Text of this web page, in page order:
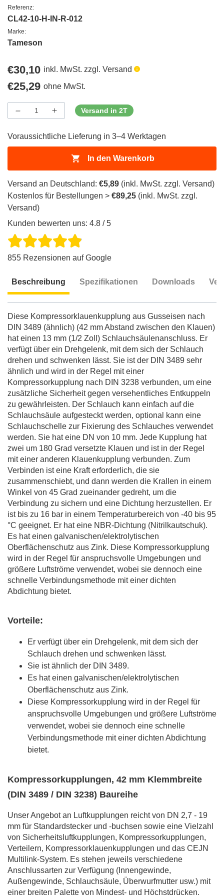
Referenz:
CL42-10-H-IN-R-012
Marke:
Tameson
Regulärer
Preis
€30,10 inkl. MwSt. zzgl. Versand
Regulärer
Preis
€25,29 ohne MwSt.
Menge
Menge
verringern
ProductDrop
Menge
erhöhen
ProductDrop
Versand in 2T
Voraussichtliche Lieferung in 3–4 Werktagen
In den Warenkorb
Versand an Deutschland: €5,89 (inkl. MwSt. zzgl. Versand)
Kostenlos für Bestellungen > €89,25 (inkl. MwSt. zzgl.
Versand)
Kunden bewerten uns: 4.8 / 5
855 Rezensionen auf Google
Beschreibung Spezifikationen Downloads
Diese Kompressorklauenkupplung aus Gusseisen nach
DIN 3489 (ähnlich) (42 mm Abstand zwischen den Klauen)
hat einen 13 mm (1/2 Zoll) Schlauchsäulenanschluss. Er
verfügt über ein Drehgelenk, mit dem sich der Schlauch
drehen und schwenken lässt. Sie ist der DIN 3489 sehr
ähnlich und wird in der Regel mit einer
Kompressorkupplung nach DIN 3238 verbunden, um eine
zusätzliche Sicherheit gegen versehentliches Entkuppeln
zu gewährleisten. Der Schlauch kann einfach auf die
Schlauchsäule aufgesteckt werden, optional kann eine
Schlauchschelle zur Fixierung des Schlauches verwendet
werden. Sie hat eine DN von 10 mm. Jede Kupplung hat
zwei um 180 Grad versetzte Klauen und ist in der Regel
mit einer anderen Klauenkupplung verbunden. Zum
Verbinden ist eine Kraft erforderlich, die sie
zusammenschiebt, und dann werden die Krallen in einem
Winkel von 45 Grad zueinander gedreht, um die
Verbindung zu sichern und eine Dichtung herzustellen. Er
ist bis zu 16 bar in einem Temperaturbereich von -40 bis 95
°C geeignet. Er hat eine NBR-Dichtung (Nitrilkautschuk).
Es hat einen galvanischen/elektrolytischen
Oberflächenschutz aus Zink. Diese Kompressorkupplung
wird in der Regel für anspruchsvolle Umgebungen und
größere Luftströme verwendet, wobei sie dennoch eine
schnelle Verbindungsmethode mit einer dichten
Abdichtung bietet.
Vorteile:
Er verfügt über ein Drehgelenk, mit dem sich der
Schlauch drehen und schwenken lässt.
Sie ist ähnlich der DIN 3489.
Es hat einen galvanischen/elektrolytischen
Oberflächenschutz aus Zink.
Diese Kompressorkupplung wird in der Regel für
anspruchsvolle Umgebungen und größere Luftströme
verwendet, wobei sie dennoch eine schnelle
Verbindungsmethode mit einer dichten Abdichtung
bietet.
Kompressorkupplungen, 42 mm Klemmbreite
(DIN 3489 / DIN 3238) Baureihe
Unser Angebot an Luftkupplungen reicht von DN 2,7 - 19
mm für Standardstecker und -buchsen sowie eine Vielzahl
von Sicherheitsluftkupplungen, Kompressorkupplungen,
Verteilern, Kompressorklauenkupplungen und das CEJN
Multilink-System. Es stehen jeweils verschiedene
Anschlussarten zur Verfügung (Innengewinde,
Außengewinde, Schlauchsäule, Überwurfmutter usw.) mit
einer breiten Palette von Mindest- und Höchstdrücken.